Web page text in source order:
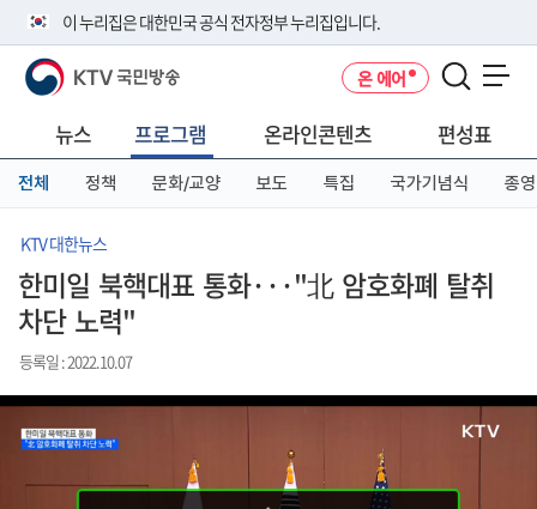
이 누리집은 대한민국 공식 전자정부 누리집입니다.
공식 누리집 주소 확인하기
니다.
이밖에 or.kr 또는 .kr등 다른 도메인 주소를 사용하고 있다면 아래 URL에
서 도메인 주소를 확인해 보세요
KTV 국민방송 온 에어
뉴스 프로그램 온라인콘텐츠 편성표
전체 정책 문화/교양 보도 특집 국가기념식 종영
KTV 대한뉴스
한미일 북핵대표 통화···"北 암호화폐 탈취
차단 노력"
등록일 : 2022.10.07